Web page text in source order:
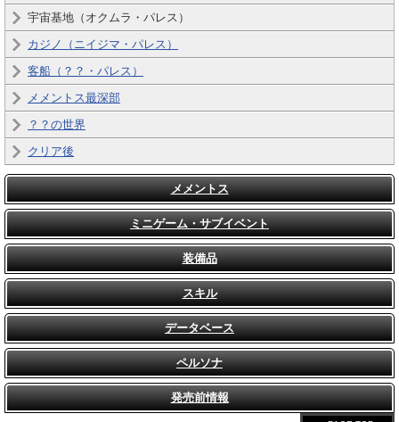
宇宙基地（オクムラ・パレス）
カジノ（ニイジマ・パレス）
客船（？？・パレス）
メメントス最深部
？？の世界
クリア後
メメントス
ミニゲーム・サブイベント
装備品
スキル
データベース
ペルソナ
発売前情報